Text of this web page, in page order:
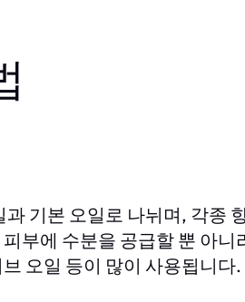
기본 오일로 나뉘며, 각종
부에 수분을 공급할 뿐 아니
오일 등이 많이 사용됩니다.